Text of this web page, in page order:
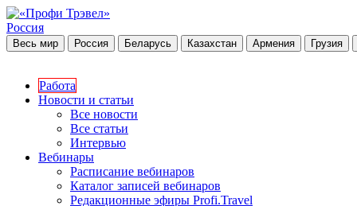
Россия
Весь мир Россия Беларусь Казахстан Армения Грузия
Работа
Новости и статьи
Все новости
Все статьи
Интервью
Вебинары
Расписание вебинаров
Каталог записей вебинаров
Редакционные эфиры Profi.Travel